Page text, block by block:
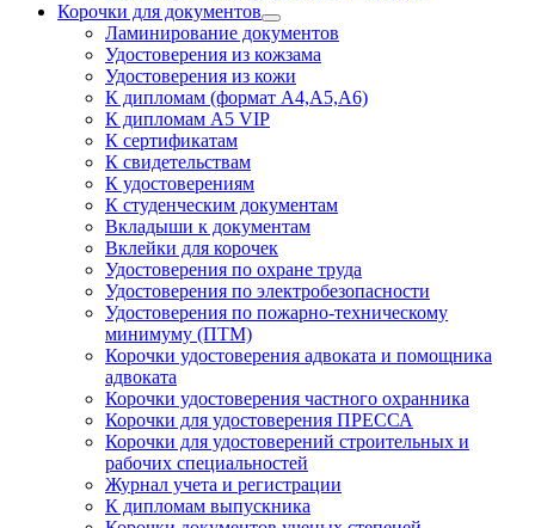
Корочки для документов
Ламинирование документов
Удостоверения из кожзама
Удостоверения из кожи
К дипломам (формат А4,А5,А6)
К дипломам А5 VIP
К сертификатам
К свидетельствам
К удостоверениям
К студенческим документам
Вкладыши к документам
Вклейки для корочек
Удостоверения по охране труда
Удостоверения по электробезопасности
Удостоверения по пожарно-техническому
минимуму (ПТМ)
Корочки удостоверения адвоката и помощника
адвоката
Корочки удостоверения частного охранника
Корочки для удостоверения ПРЕССА
Корочки для удостоверений строительных и
рабочих специальностей
Журнал учета и регистрации
К дипломам выпускника